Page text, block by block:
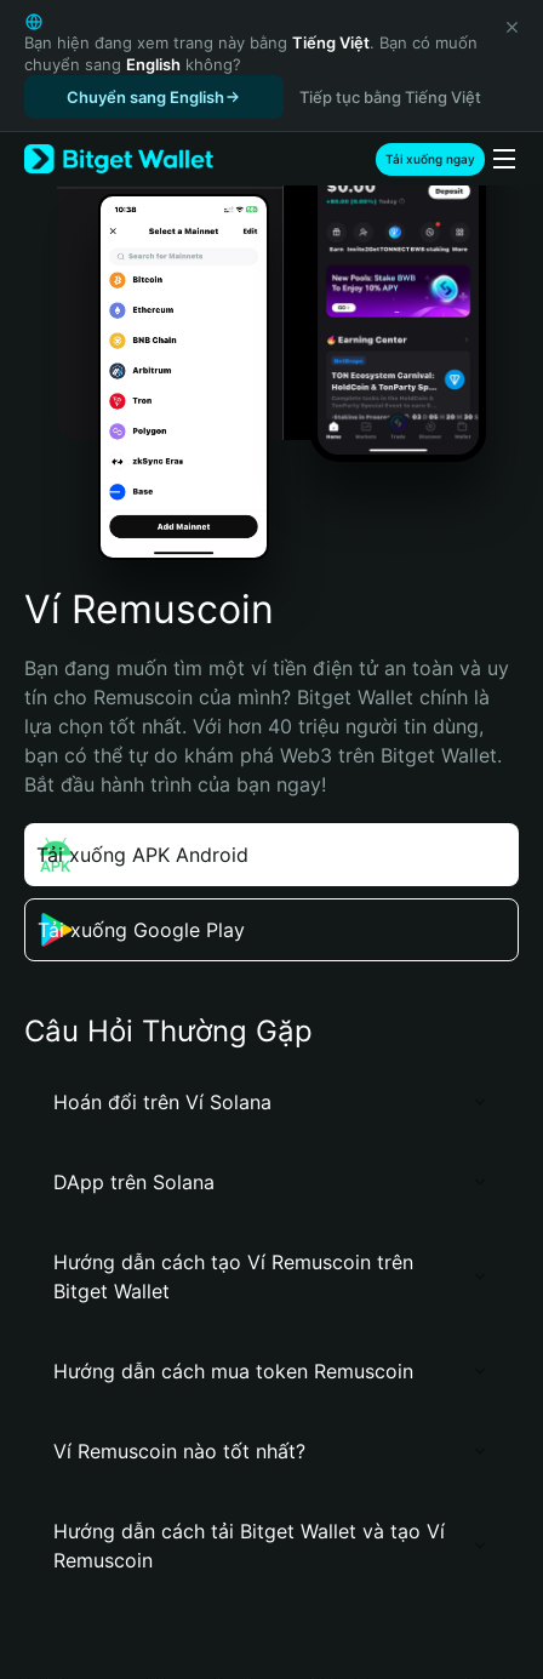
English
日本語
Tiếng Việt
Русский
Español (Latinoamérica)
Türkçe
Italiano
Português (Portugal)
Bahasa Indonesia
Português (Brasil)
Español (Argentina)
Bạn hiện đang xem trang này bằng Tiếng Việt. Bạn có muốn
chuyển sang English không?
Chuyển sang English
Tiếp tục bằng Tiếng Việt
Tải xuống ngay
Ví Remuscoin
Bạn đang muốn tìm một ví tiền điện tử an toàn và uy
tín cho Remuscoin của mình? Bitget Wallet chính là
lựa chọn tốt nhất. Với hơn 40 triệu người tin dùng,
bạn có thể tự do khám phá Web3 trên Bitget Wallet.
Bắt đầu hành trình của bạn ngay!
Tải xuống APK Android
Tải xuống Google Play
Câu Hỏi Thường Gặp
Hoán đổi trên Ví Solana
DApp trên Solana
Hướng dẫn cách tạo Ví Remuscoin trên
Bitget Wallet
Hướng dẫn cách mua token Remuscoin
Ví Remuscoin nào tốt nhất?
Hướng dẫn cách tải Bitget Wallet và tạo Ví
Remuscoin